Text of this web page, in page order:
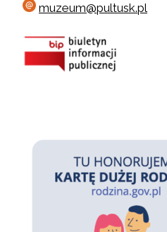
muzeum@pultusk.pl